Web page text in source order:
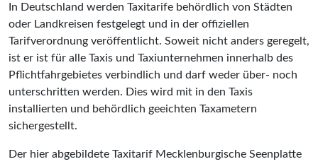
In Deutschland werden Taxitarife behördlich von Städten
oder Landkreisen festgelegt und in der offiziellen
Tarifverordnung veröffentlicht. Soweit nicht anders geregelt,
ist er ist für alle Taxis und Taxiunternehmen innerhalb des
Pflichtfahrgebietes verbindlich und darf weder über- noch
unterschritten werden. Dies wird mit in den Taxis
installierten und behördlich geeichten Taxametern
sichergestellt.
Der hier abgebildete Taxitarif Mecklenburgische Seenplatte